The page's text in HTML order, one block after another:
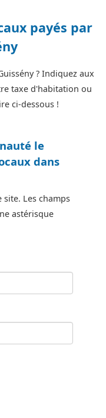
payés par
? Indiquez aux
taxe d'habitation ou
ci-dessous !
le
dans
Les champs
astérisque